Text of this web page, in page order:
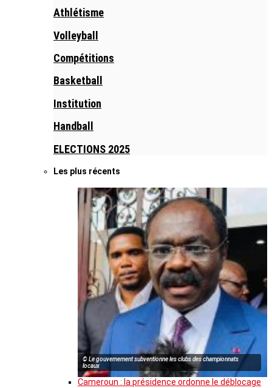
Athlétisme
Volleyball
Compétitions
Basketball
Institution
Handball
ELECTIONS 2025
Les plus récents
© Le gouvernement subventionne les clubs des championnats
locaux
Cameroun : la présidence ordonne le déblocage